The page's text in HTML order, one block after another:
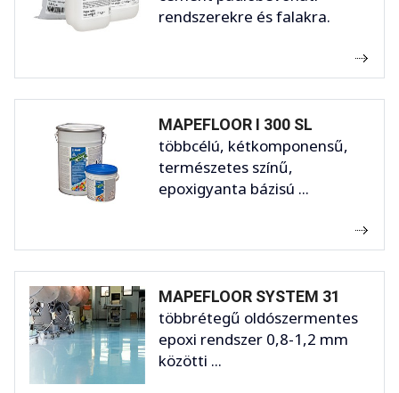
rendszerekre és falakra.
MAPEFLOOR I 300 SL
többcélú, kétkomponensű,
természetes színű,
epoxigyanta bázisú ...
MAPEFLOOR SYSTEM 31
többrétegű oldószermentes
epoxi rendszer 0,8-1,2 mm
közötti ...